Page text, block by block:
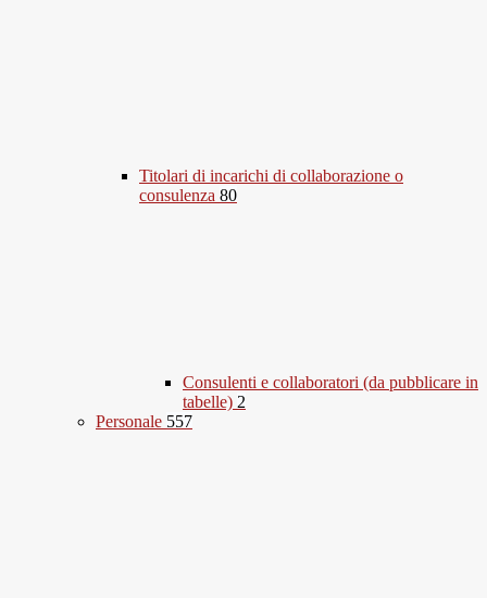
Titolari di incarichi di collaborazione o
consulenza 80
Consulenti e collaboratori (da pubblicare in
tabelle) 2
Personale 557